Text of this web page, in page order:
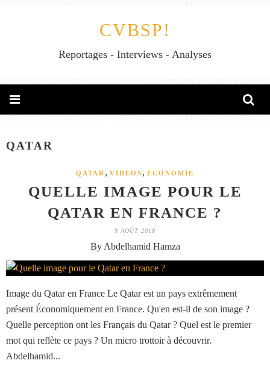
CVBSP!
Reportages - Interviews - Analyses
QATAR
QATAR , VIDEOS , ECONOMIE
QUELLE IMAGE POUR LE
QATAR EN FRANCE ?
9 AOÛT 2018
By Abdelhamid Hamza
Image du Qatar en France Le Qatar est un pays extrêmement
présent Économiquement en France. Qu'en est-il de son image ?
Quelle perception ont les Français du Qatar ? Quel est le premier
mot qui reflète ce pays ? Un micro trottoir à découvrir.
Abdelhamid...